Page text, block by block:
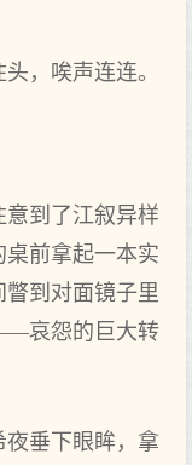
，唉声连连。
到了江叙异样
前拿起一本实
到对面镜子里
哀怨的巨大转
垂下眼眸，拿